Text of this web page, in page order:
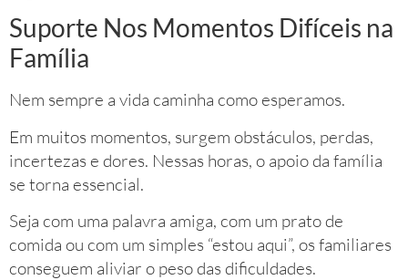
Suporte Nos Momentos Difíceis na
Família
Nem sempre a vida caminha como esperamos.
Em muitos momentos, surgem obstáculos, perdas,
incertezas e dores. Nessas horas, o apoio da família
se torna essencial.
Seja com uma palavra amiga, com um prato de
comida ou com um simples “estou aqui”, os familiares
conseguem aliviar o peso das dificuldades.